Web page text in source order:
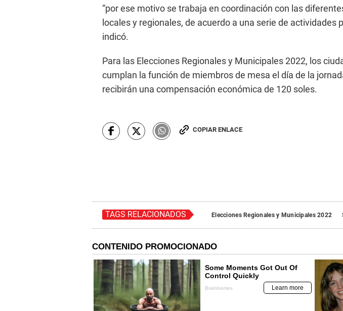
“por ese motivo se trabaja en coordinación con las
locales y regionales, de acuerdo a una serie de actividades
indicó.
Para las Elecciones Regionales y Municipales 2022, los
cumplan la función de miembros de mesa el día de la
recibirán una compensación económica de 120 soles.
COPIAR ENLACE
TAGS RELACIONADOS Elecciones Regionales y Municipales 2022